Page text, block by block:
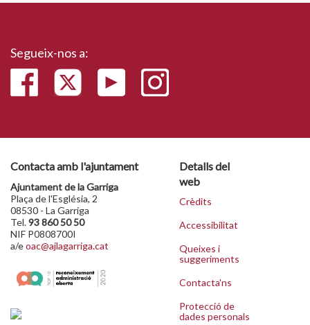
Segueix-nos a:
Contacta amb l'ajuntament
Ajuntament de la Garriga
Plaça de l'Església, 2
08530 - La Garriga
Tel.93 860 50 50
NIF P0808700I
a/eoac@ajlagarriga.cat
Detalls del
web
Crèdits
Accessibilitat
Queixes i
suggeriments
Contacta'ns
Protecció de
dades personals